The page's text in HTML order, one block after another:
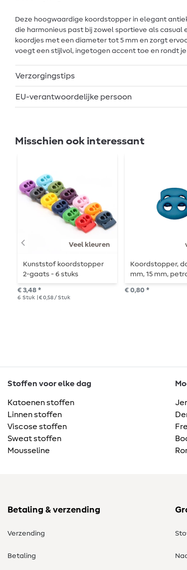
Deze hoogwaardige koordstopper in elegant
die harmonieus past bij zowel sportieve als casual
koordjes met een diameter tot 5 mm en zorgt
voegt een stijlvol, ingetogen accent toe en rondt
Verzorgingstips
EU-verantwoordelijke persoon
Misschien ook interessant
Veel kleuren
Kunststof koordstopper
2-gaats - 6 stuks
€ 3,48 *
6 Stuk | € 0,58 / Stuk
Koordstopper,
mm, 15 mm,
€ 0,80 *
Stoffen voor elke dag
Katoenen stoffen
Linnen stoffen
Viscose stoffen
Sweat stoffen
Mousseline
Betaling & verzending
Verzending
Betaling